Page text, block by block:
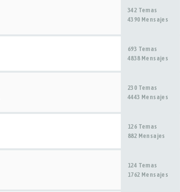
342 Temas
4390 Mensajes
693 Temas
4838 Mensajes
230 Temas
4443 Mensajes
126 Temas
882 Mensajes
124 Temas
1762 Mensajes